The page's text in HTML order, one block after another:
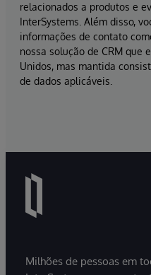
relacionados a produtos e
InterSystems. Além disso,
informações de contato
nossa solução de CRM que
Unidos, mas mantida
de dados aplicáveis.
Milhões de pessoas em